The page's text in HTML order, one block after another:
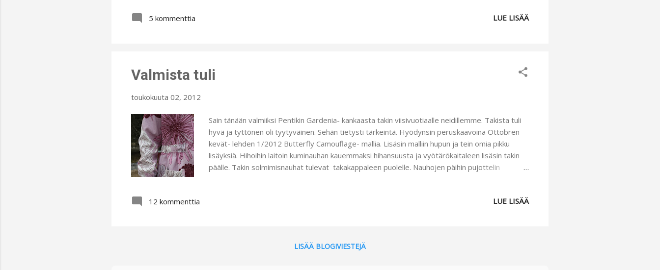
5 kommenttia LUE LISÄÄ
Valmista tuli
toukokuuta 02, 2012
Sain tänään valmiiksi Pentikin Gardenia- kankaasta takin viisivuotiaalle neidillemme. Takista tuli
hyvä ja tyttönen oli tyytyväinen. Sehän tietysti tärkeintä. Hyödynsin peruskaavoina Ottobren
kevät- lehden 1/2012 Butterfly Camouflage- mallia. Lisäsin malliin hupun ja tein omia pikku
lisäyksiä. Hihoihin laitoin kuminauhan kauemmaksi hihansuusta ja vyötärökaitaleen lisäsin takin
päälle. Takin solmimisnauhat tulevat takakappaleen puolelle. Nauhojen päihin pujottelin
12 kommenttia LUE LISÄÄ
LISÄÄ BLOGIVIESTEJÄ